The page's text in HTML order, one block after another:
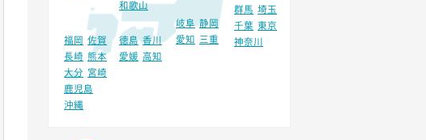
群馬 埼玉
千葉 東京
神奈川
岐阜
静岡
愛知
三重
和歌山
徳島 香川
愛媛 高知
福岡
佐賀
長崎 熊本
大分
宮崎
鹿児島
沖縄